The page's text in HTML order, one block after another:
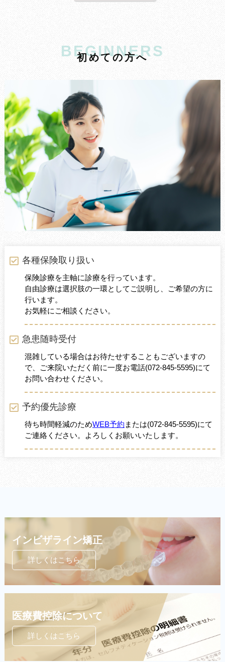
BEGINNERS
初めての方へ
各種保険取り扱い
保険診療を主軸に診療を行っています。
自由診療は選択肢の一環としてご説明し、ご希望の方に
行います。
お気軽にご相談ください。
急患随時受付
混雑している場合はお待たせすることもございますの
で、ご来院いただく前に一度お電話(072-845-5595)にて
お問い合わせください。
予約優先診療
待ち時間軽減のためWEB予約 または(072-845-5595)にて
ご連絡ください。よろしくお願いいたします。
インビザライン矯正
詳しくはこちら
医療費控除について
詳しくはこちら